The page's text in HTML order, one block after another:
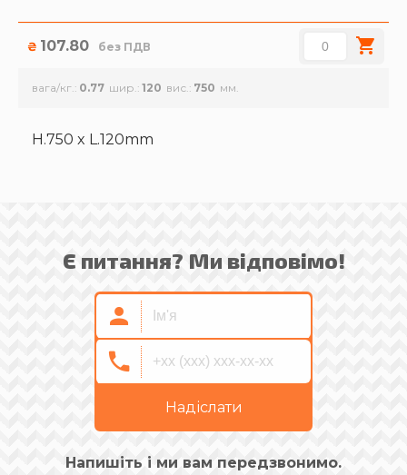
₴ 107.80 без ПДВ
вага/кг. 0.77 шир. 120 вис. 750
H.750 x L.120mm
Є питання? Ми відповімо!
Надіслати
Напишіть і ми вам передзвонимо.